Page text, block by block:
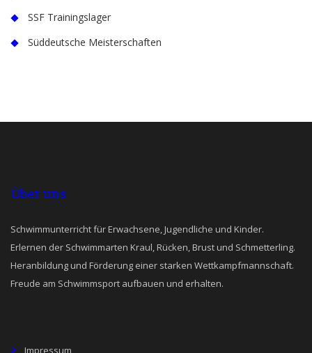
SSF Trainingslager
Süddeutsche Meisterschaften
Über uns
Schwimmunterricht für Erwachsene, Jugendliche und Kinder.
Erlernen der Schwimmarten Kraul, Rücken, Brust und Schmetterling.
Heranbildung und Förderung einer starken Wettkampfmannschaft.
Freude am Schwimmsport aufbauen und erhalten.
Impressum